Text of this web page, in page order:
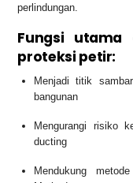
perlindungan.
Fungsi
proteksi petir:
Menjadi titik
bangunan
Mengurangi risiko
ducting
Mendukung